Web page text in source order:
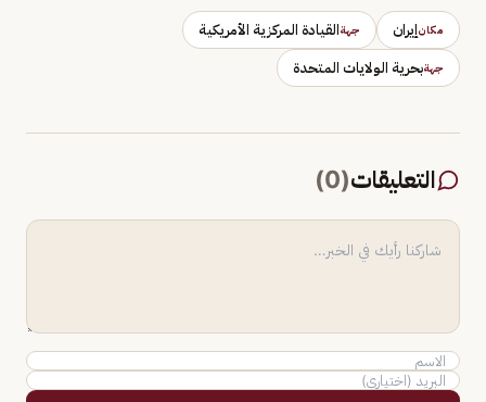
مكانإيران جهةالقيادة المركزية الأمريكية
جهةبحرية الولايات المتحدة
التعليقات(
0
)